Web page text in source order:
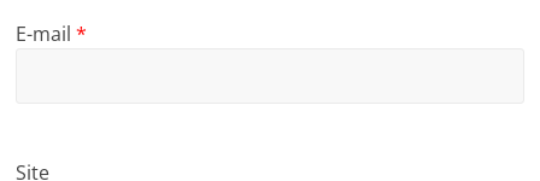
E-mail*
Site